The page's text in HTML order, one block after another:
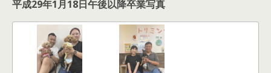
平成29年1月18日午後以降卒業写真